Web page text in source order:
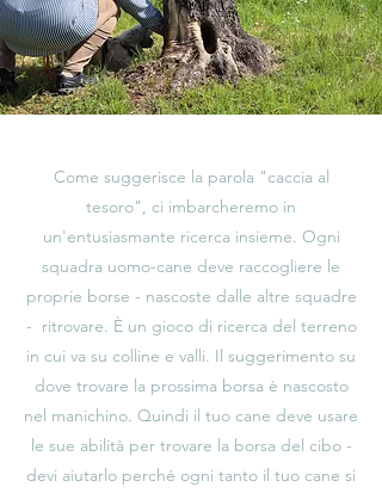
Come suggerisce la parola "caccia al
tesoro", ci imbarcheremo in
un'entusiasmante ricerca insieme. Ogni
squadra uomo-cane deve raccogliere le
proprie borse - nascoste dalle altre squadre
- ritrovare. È un gioco di ricerca del terreno
in cui va su colline e valli. Il suggerimento su
dove trovare la prossima borsa è nascosto
nel manichino. Quindi il tuo cane deve usare
le sue abilità per trovare la borsa del cibo -
devi aiutarlo perché ogni tanto il tuo cane si